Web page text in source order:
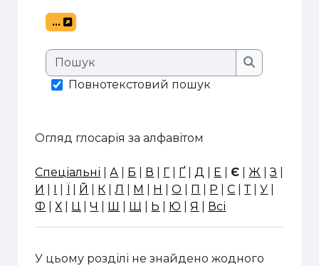
...
Експорт записів
Пошук
Пошук
Повнотекстовий пошук
Огляд глосарія за алфавітом
Спеціальні |А Б В Г Ґ Д Е Є Ж |З
И
І Ї Й К Л М Н |О П Р |С |Т |У
Ф |Х Ц |Ч Ш Щ Ь Ю |Я Всі
У цьому розділі не знайдено жодного